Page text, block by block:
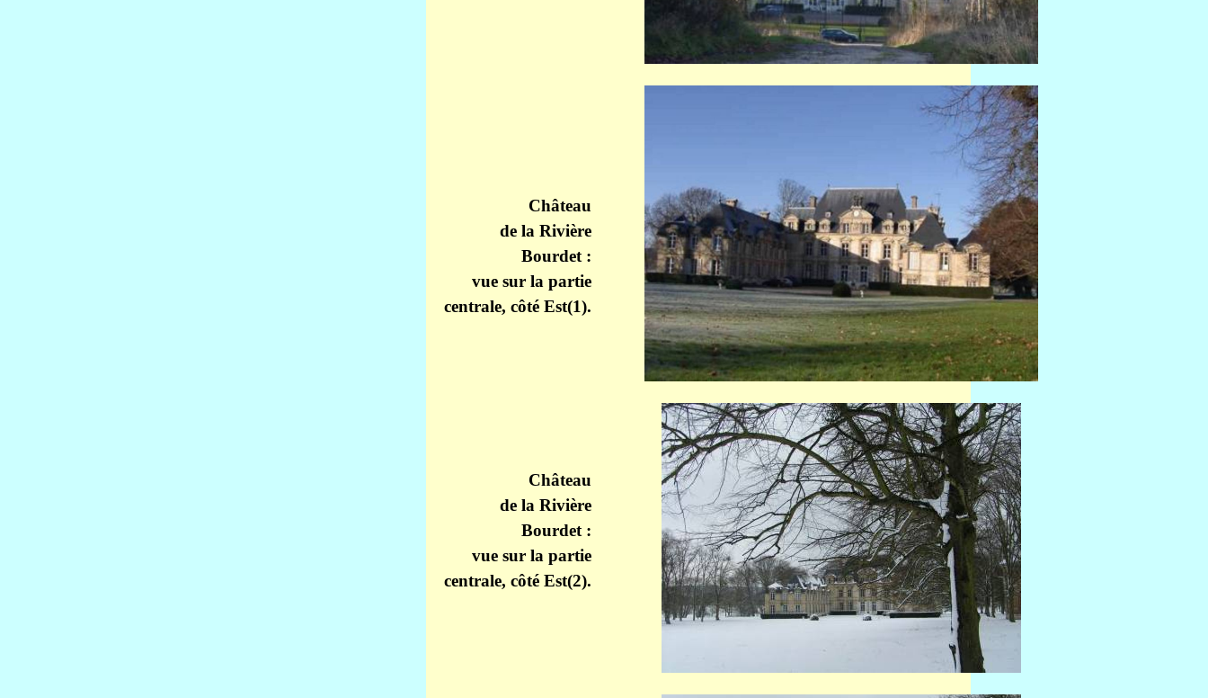
Château
de la Rivière
Bourdet :
vue sur la partie
centrale, côté Est(1).
Château
de la Rivière
Bourdet :
vue sur la partie
centrale, côté Est(2).